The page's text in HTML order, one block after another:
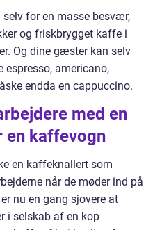
selv for en masse besvær,
og friskbrygget kaffe i
Og dine gæster kan selv
espresso, americano,
endda en cappuccino.
med en
en kaffevogn
en kaffeknallert som
når de møder ind på
nu en gang sjovere at
i selskab af en kop